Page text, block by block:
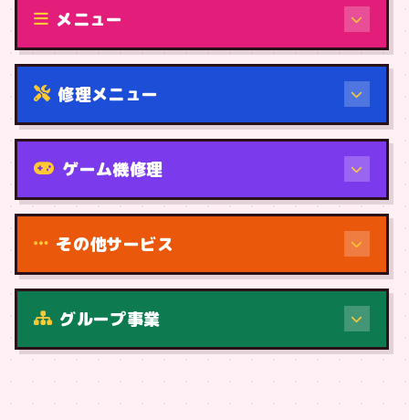
メニュー
修理メニュー
機種から
ゲーム機修理
その他サービス
グループ事業